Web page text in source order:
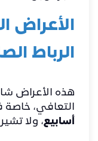
الأعراض
الرباط
هذه الأعراض
التعافي،
أسابيع، ولا